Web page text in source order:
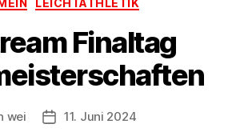
LEICHTATHLETIK
Finaltag
wei Beitragsdatum
11. Juni 2024